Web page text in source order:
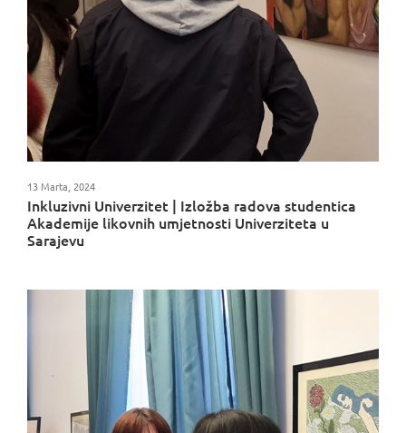
Inkluzivni Univerzitet | Izložba radova studentica
Akademije likovnih umjetnosti Univerziteta u
Sarajevu
13 Marta, 2024